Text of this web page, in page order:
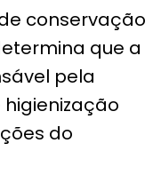
conservação
que a
pela
do